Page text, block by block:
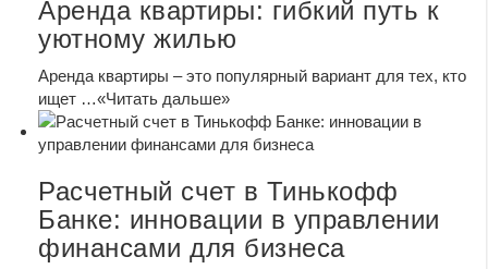
Аренда квартиры: гибкий путь к
уютному жилью
Аренда квартиры – это популярный вариант для тех, кто
ищет …«Читать дальше»
Расчетный счет в Тинькофф
Банке: инновации в управлении
финансами для бизнеса